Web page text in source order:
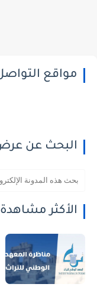
مواقع التواصل
البحث عن
الأكثر مشاهدة
21 أوت 2026